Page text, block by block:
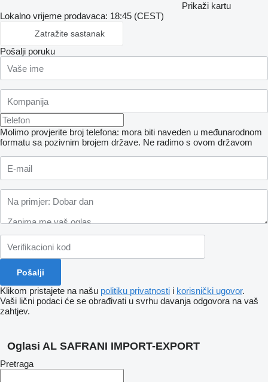
Prikaži kartu
Lokalno vrijeme prodavaca: 18:45 (CEST)
Zatražite sastanak
Pošalji poruku
Molimo provjerite broj telefona: mora biti naveden u međunarodnom
formatu sa pozivnim brojem države. Ne radimo s ovom državom
Klikom pristajete na našu politiku privatnosti i korisnički ugovor.
Vaši lični podaci će se obrađivati ​​u svrhu davanja odgovora na vaš
zahtjev.
Oglasi AL SAFRANI IMPORT-EXPORT
Pretraga